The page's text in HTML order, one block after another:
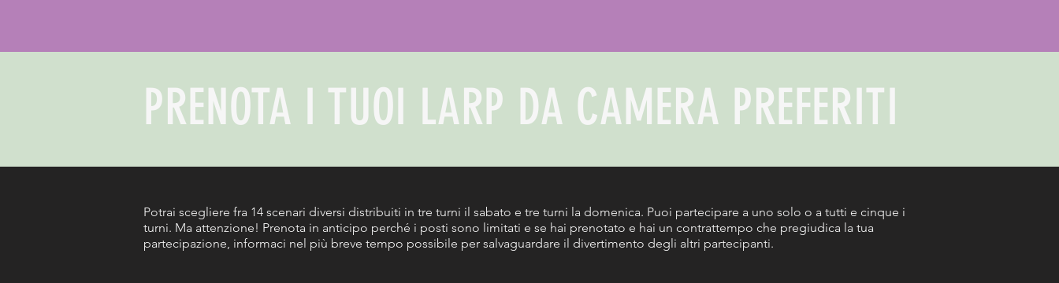
PRENOTA I TUOI LARP DA CAMERA PREFERITI
Potrai scegliere fra 14 scenari diversi distribuiti in tre turni il sabato e tre turni la domenica. Puoi partecipare a uno solo o a tutti e cinque i
turni. Ma attenzione! Prenota in anticipo perché i posti sono limitati e se hai prenotato e hai un contrattempo che pregiudica la tua
partecipazione, informaci nel più breve tempo possibile per salvaguardare il divertimento degli altri partecipanti.